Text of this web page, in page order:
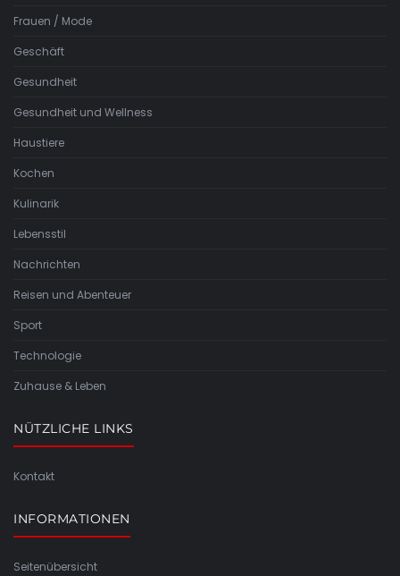
Frauen / Mode
Geschäft
Gesundheit
Gesundheit und Wellness
Haustiere
Kochen
Kulinarik
Lebensstil
Nachrichten
Reisen und Abenteuer
Sport
Technologie
Zuhause & Leben
NÜTZLICHE LINKS
Kontakt
INFORMATIONEN
Seitenübersicht